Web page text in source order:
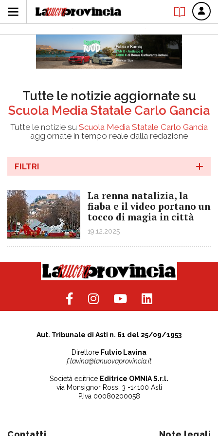
Tutte le notizie aggiornate su
Scuola Media Statale Carlo Gancia
Tutte le notizie su Scuola Media Statale Carlo Gancia
aggiornate in tempo reale dalla redazione
FILTRI
La renna natalizia, la
fiaba e il video portano un
tocco di magia in città
19.12.2025
Aut. Tribunale di Asti n. 61 del 25/09/1953
Direttore Fulvio Lavina
f.lavina@lanuovaprovincia.it
Società editrice Editrice OMNIA S.r.l.
via Monsignor Rossi 3 -14100 Asti
P.Iva 00080200058